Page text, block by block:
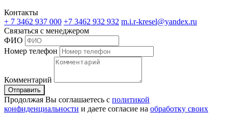
Контакты
+ 7 3462 937 000 +7 3462 932 932 m.i.r-kresel@yandex.ru
Связаться с менеджером
ФИО
Номер телефон
Комментарий
Отправить
Продолжая Вы соглашаетесь с политикой
конфиденциальности и даете согласие на обработку своих